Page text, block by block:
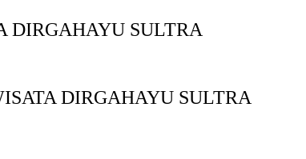
DIRGAHAYU SULTRA
DIRGAHAYU SULTRA